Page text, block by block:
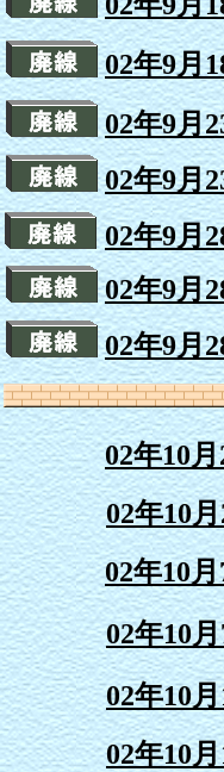
02年9月
02年9月
02年9月
02年9月
02年9月
02年9月
02年10
02年10
02年10
02年10
02年10
02年10